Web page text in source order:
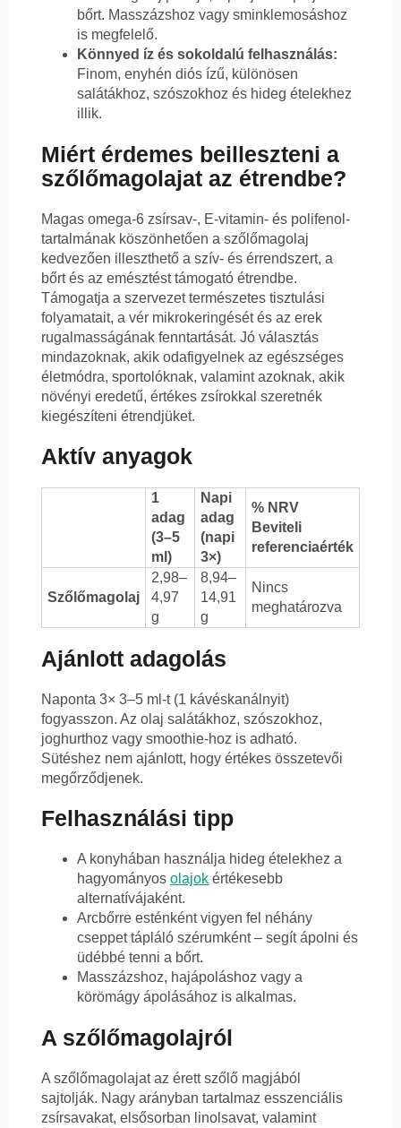
bőrt. Masszázshoz vagy sminklemosáshoz
is megfelelő.
Könnyed íz és sokoldalú felhasználás:
Finom, enyhén diós ízű, különösen
salátákhoz, szószokhoz és hideg ételekhez
illik.
Miért érdemes beilleszteni a
szőlőmagolajat az étrendbe?
Magas omega-6 zsírsav-, E-vitamin- és polifenol-
tartalmának köszönhetően a szőlőmagolaj
kedvezően illeszthető a szív- és érrendszert, a
bőrt és az emésztést támogató étrendbe.
Támogatja a szervezet természetes tisztulási
folyamatait, a vér mikrokeringését és az erek
rugalmasságának fenntartását. Jó választás
mindazoknak, akik odafigyelnek az egészséges
életmódra, sportolóknak, valamint azoknak, akik
növényi eredetű, értékes zsírokkal szeretnék
kiegészíteni étrendjüket.
Aktív anyagok
1
adag
(3–5
ml)
Napi
adag
(napi
3×)
% NRV
Beviteli
referenciaérték
Szőlőmagolaj
2,98–
4,97
g
8,94–
14,91
g
Nincs
meghatározva
Ajánlott adagolás
Naponta 3× 3–5 ml-t (1 kávéskanálnyit)
fogyasszon. Az olaj salátákhoz, szószokhoz,
joghurthoz vagy smoothie-hoz is adható.
Sütéshez nem ajánlott, hogy értékes összetevői
megőrződjenek.
Felhasználási tipp
A konyhában használja hideg ételekhez a
hagyományos olajok értékesebb
alternatívájaként.
Arcbőrre esténként vigyen fel néhány
cseppet tápláló szérumként – segít ápolni és
üdébbé tenni a bőrt.
Masszázshoz, hajápoláshoz vagy a
körömágy ápolásához is alkalmas.
A szőlőmagolajról
A szőlőmagolajat az érett szőlő magjából
sajtolják. Nagy arányban tartalmaz esszenciális
zsírsavakat, elsősorban linolsavat, valamint